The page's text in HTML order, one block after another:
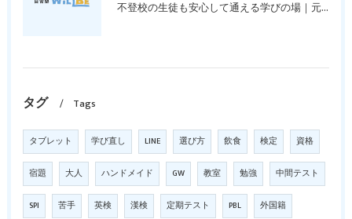
不登校の生徒も安心して通える学びの場｜元中学高校教員で私立学校の放課後校内塾を経営する西宮・今津の習いごと教室＆自習塾WillBe
タグ Tags
タブレット 学び直し LINE 選び方 飲食 検定 資格
宿題 大人 ハンドメイド GW 教室 勉強 中間テスト
SPI 苦手 英検 漢検 定期テスト PBL 外国籍